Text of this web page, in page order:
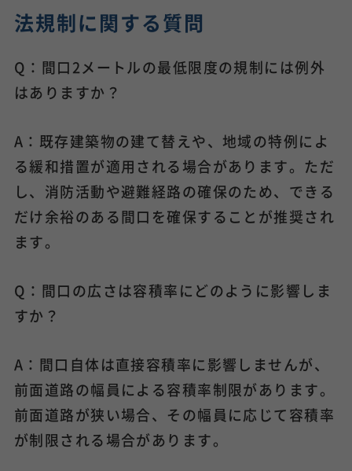
法規制に関する質問
Q：間口2メートルの最低限度の規制には例外
はありますか？
A：既存建築物の建て替えや、地域の特例によ
る緩和措置が適用される場合があります。ただ
し、消防活動や避難経路の確保のため、できる
だけ余裕のある間口を確保することが推奨され
ます。
Q：間口の広さは容積率にどのように影響しま
すか？
A：間口自体は直接容積率に影響しませんが、
前面道路の幅員による容積率制限があります。
前面道路が狭い場合、その幅員に応じて容積率
が制限される場合があります。